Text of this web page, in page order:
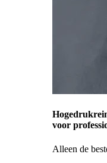
voor
Alleen de